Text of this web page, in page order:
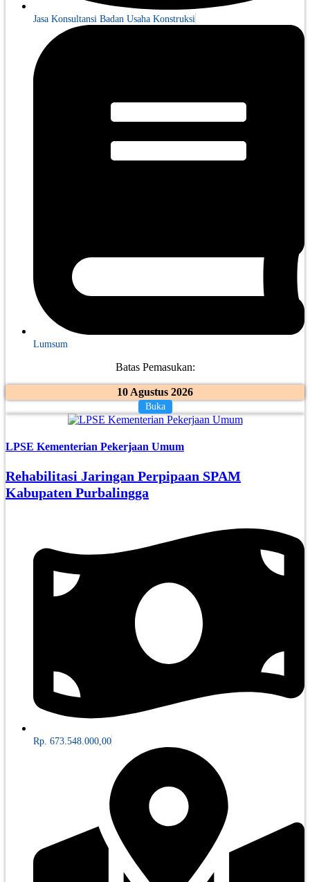
Jasa Konsultansi Badan Usaha Konstruksi
Lumsum
Batas Pemasukan:
10 Agustus 2026
Buka
LPSE Kementerian Pekerjaan Umum
Rehabilitasi Jaringan Perpipaan SPAM
Kabupaten Purbalingga
Rp. 673.548.000,00